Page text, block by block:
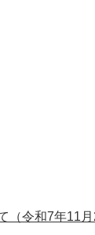
（令和7年11月